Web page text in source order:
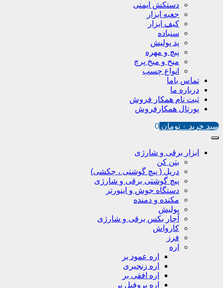
دستکش ایمنی
جعبه ابزار
کیف ابزار
سنباده
پد پولیش
پیچ و مهره
میخ و میخ پرچ
انواع چسب
تماس باما
درباره ما
ثبت نام همکار فروش
پورتال همکارفروش
سبد خرید ۰ تومان 0
ابزار برقی و شارژی
بتن کن
دریل ( پیچ گوشتی ، چکشی)
پیچ گوشتی برقی و شارژی
دستگاه جوش و اینورتر
مکنده و دمنده
پولیش
آچار بکس برقی و شارژی
کارواش
فرز
اره
اره عمود بر
اره زنجیری
اره افقی بر
اره پروفیل پر